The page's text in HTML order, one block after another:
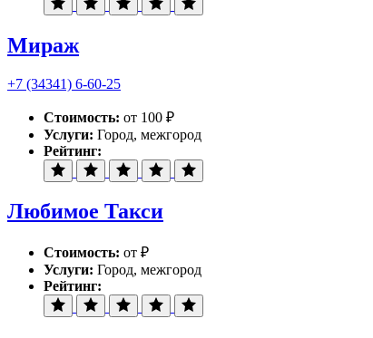
Мираж
+7 (34341) 6-60-25
Стоимость: от 100 ₽
Услуги: Город, межгород
Рейтинг:
Любимое Такси
Стоимость: от ₽
Услуги: Город, межгород
Рейтинг: